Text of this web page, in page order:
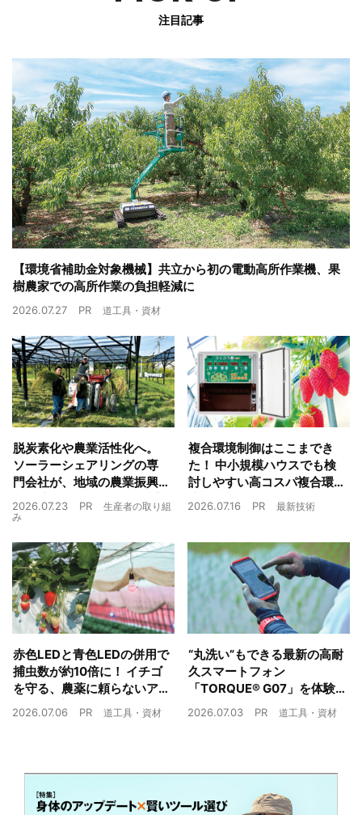
注目記事
【環境省補助金対象機械】共立から初の電動高所作業機、果
樹農家での高所作業の負担軽減に
2026.07.27 PR 道工具・資材
脱炭素化や農業活性化へ。
ソーラーシェアリングの専
門会社が、地域の農業振興
や経済循環をワンストップ
でサポート
2026.07.23 PR
生産者の取り組
み
複合環境制御はここまでき
た！ 中小規模ハウスでも検
討しやすい高コスパ複合環
境制御装置が誕生
2026.07.16 PR 最新技術
赤色LEDと青色LEDの併用で
捕虫数が約10倍に！ イチゴ
を守る、農薬に頼らないア
ザミウマ対策
2026.07.06 PR 道工具・資材
“丸洗い”もできる最新の高耐
久スマートフォン
「TORQUE® G07」を体験
農業現場の“スマホの弱点”を
2026.07.03 PR 道工具・資材